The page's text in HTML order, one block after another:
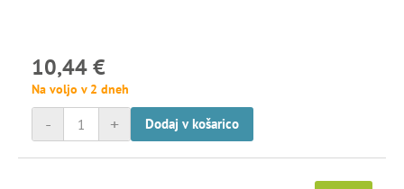
10,44 €
Na voljo v 2 dneh
+
- Dodaj v košarico